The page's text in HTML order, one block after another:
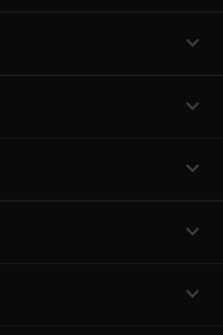
expand_more
expand_more
expand_more
expand_more
expand_more